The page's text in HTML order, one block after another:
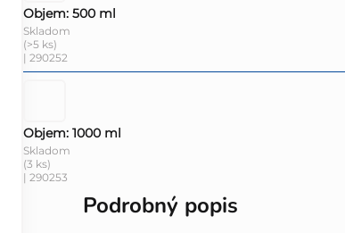
Objem: 500 ml
Skladom
(>5 ks)
| 290252
Objem: 1000 ml
Skladom
(3 ks)
| 290253
Podrobný popis